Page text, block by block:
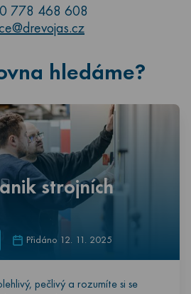
778 468 608
hledáme?
strojních
Přidáno 12. 11. 2025
pečlivý a rozumíte si se